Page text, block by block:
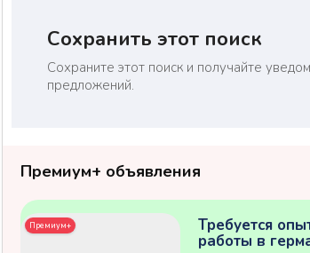
Сохранить этот поиск
Сохраните этот поиск и получайте
предложений.
Премиум+ объявления
Премиум+ Требуется
работы в